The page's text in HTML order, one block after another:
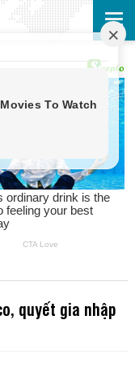
quyết gia nhập